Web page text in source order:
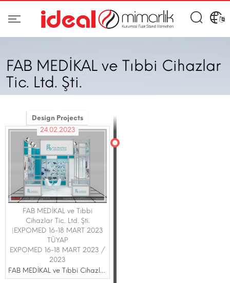
FAB MEDİKAL ve Tıbbi Cihazlar
Tic. Ltd. Şti.
Design Projects
24.02.2023
FAB MEDİKAL ve Tıbbi
Cihazlar Tic. Ltd. Şti.
|EXPOMED 16-18 MART 2023
TÜYAP
EXPOMED 16-18 MART 2023 /
2023
FAB MEDİKAL ve Tıbbi Cihazlar Tic. Ltd. Şti.